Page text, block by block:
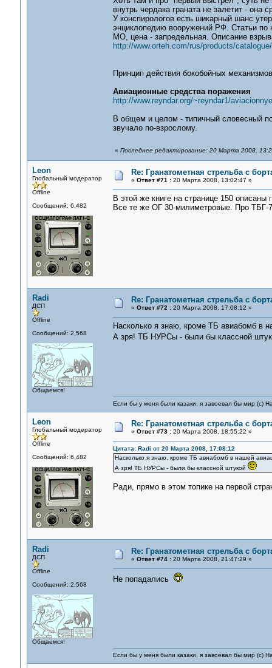
внутрь чердака граната не залетит - она
У конспирологов есть шикарный шанс
энциклопедию вооружений РФ. Статьи по
МО, цена - запредельная. Описание
http://www.orteh.com/rus/products/
Принцип действия бокобойных
Авиационные средства поражения
http://www.reyndar.org/~reyndar1/
В общем и целом - типичный словесный
звучало по-взрослому.
« Последнее редактирование: 20 Марта 2008,
Leon
Глобальный модератор
Offline
Сообщений: 6,482
Re: Гранатометная стрельба с
« Ответ #71 :20 Марта 2008, 13:02:47 »
В этой же книге на странице 150
Все те же ОГ 30-милиметровые. Про ТБГ-7
Radi
ДСП
Offline
Сообщений: 2,568
Общаемся!
Re: Гранатометная стрельба с
« Ответ #72 :20 Марта 2008, 17:08:12 »
Насколько я знаю, кроме ТБ авиабомб в
А зря! ТБ НУРСы - были бы классной
Если бы у меня были казаки, я завоевал бы мир (с)
Leon
Глобальный модератор
Offline
Сообщений: 6,482
Re: Гранатометная стрельба с
« Ответ #73 :20 Марта 2008, 18:55:22 »
Цитата: Radi от 20 Марта 2008, 17:08:12
Насколько я знаю, кроме ТБ авиабомб в нашей
А зря! ТБ НУРСы - были бы классной штукой
Ради, прямо в этом топике на первой
Radi
ДСП
Offline
Сообщений: 2,568
Общаемся!
Re: Гранатометная стрельба с
« Ответ #74 :20 Марта 2008, 21:47:29 »
Не попадались
Если бы у меня были казаки, я завоевал бы мир (с)